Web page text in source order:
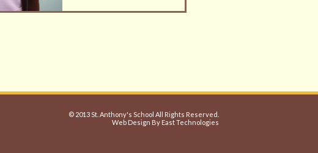
© 2013 St. Anthony's School All Rights Reserved.
Web Design By East Technologies